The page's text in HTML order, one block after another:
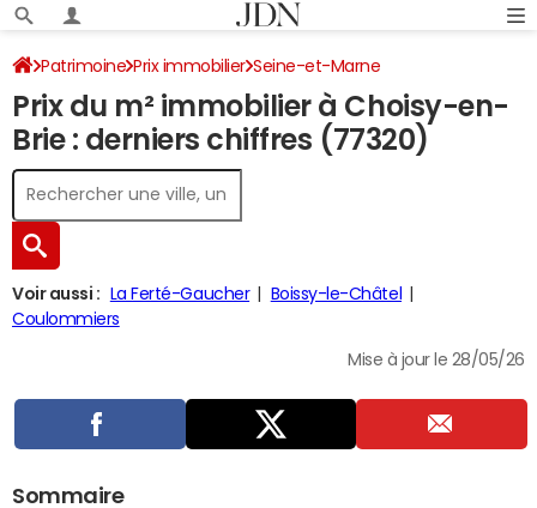
Patrimoine Prix immobilier Seine-et-Marne
Choisy-en-Brie
Prix du m² immobilier à Choisy-en-
Brie : derniers chiffres (77320)
Voir aussi : La Ferté-Gaucher
Boissy-le-Châtel
Coulommiers
Mise à jour le 28/05/26
Sommaire